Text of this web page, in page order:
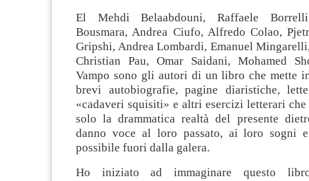
El Mehdi Belaabdouni, Raffaele
Bousmara, Andrea Ciufo, Alfredo Colao,
Gripshi, Andrea Lombardi, Emanuel
Christian Pau, Omar Saidani, Mohamed
Vampo sono gli autori di un libro che mette
brevi autobiografie, pagine diaristiche,
«cadaveri squisiti» e altri esercizi letterari
solo la drammatica realtà del presente
danno voce al loro passato, ai loro sogni
possibile fuori dalla galera.
Ho iniziato ad immaginare questo